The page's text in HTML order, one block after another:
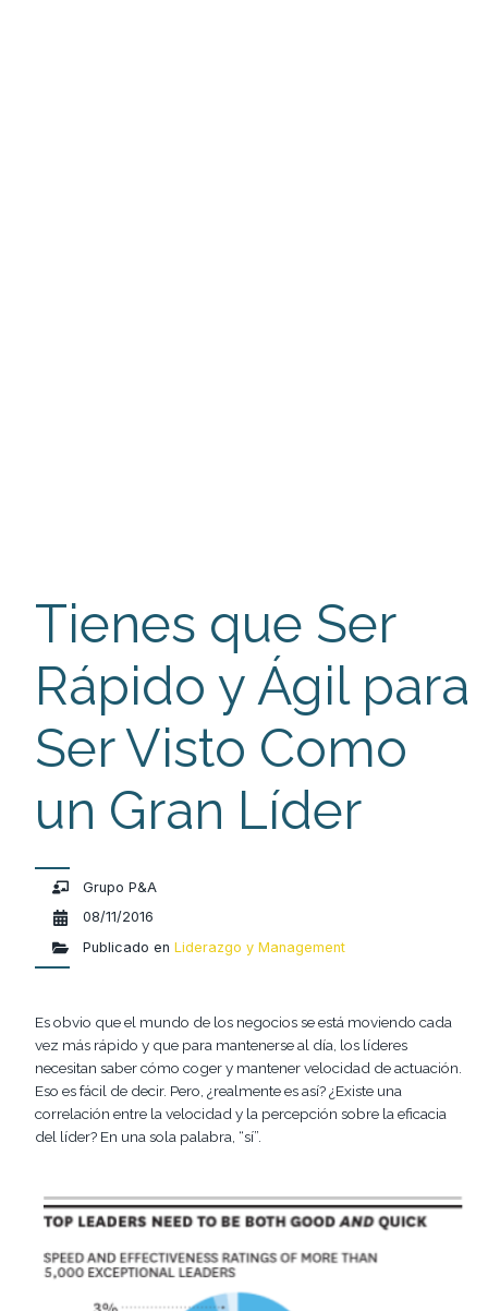
Tienes que Ser
Rápido y Ágil para
Ser Visto Como
un Gran Líder
Grupo P&A
08/11/2016
Publicado en Liderazgo y Management
Es obvio que el mundo de los negocios se está moviendo cada
vez más rápido y que para mantenerse al día, los líderes
necesitan saber cómo cogery mantenervelocidad de actuación
Eso es fácil de decir. Pero, ¿realmentees así? ¿Existe una
correlación entre la velocidad y la percepción sobre la eficacia
del líder? En una sola palabra, “sí”.